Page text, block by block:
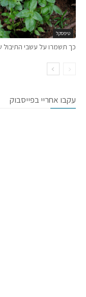
טיפסקל
כך תשמרו על עשבי התיבול
עקבו אחריי בפייסבוק